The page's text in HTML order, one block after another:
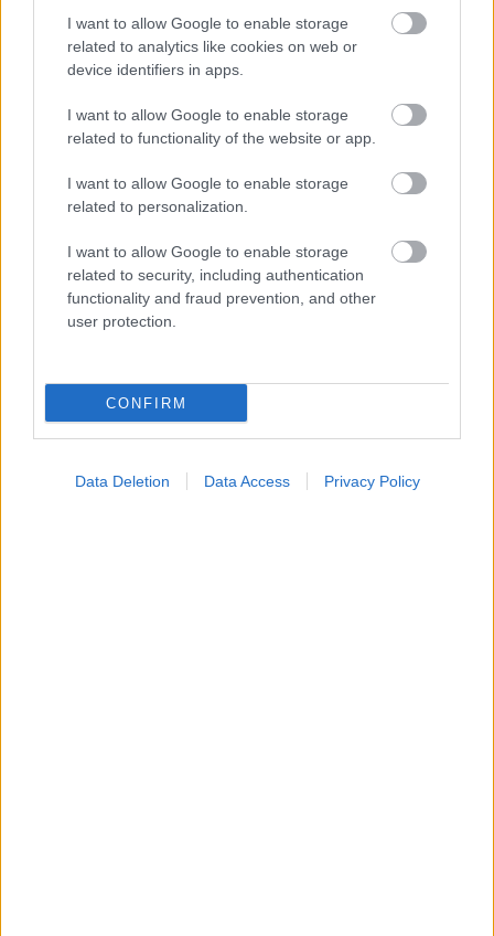
I want to allow Google to enable storage
related to analytics like cookies on web or
device identifiers in apps.
I want to allow Google to enable storage
related to functionality of the website or app.
I want to allow Google to enable storage
related to personalization.
I want to allow Google to enable storage
related to security, including authentication
functionality and fraud prevention, and other
user protection.
CONFIRM
Data Deletion Data Access Privacy Policy